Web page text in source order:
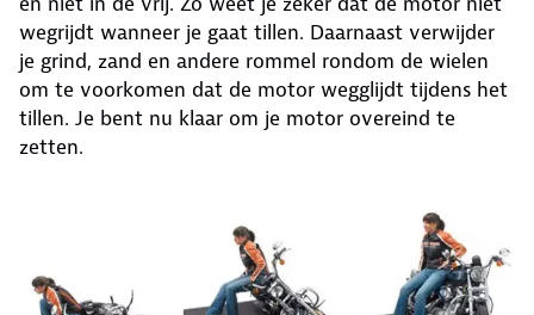
wegrijdt wanneer je gaat tillen. Daarnaast verwijder
je grind, zand en andere rommel rondom de wielen
om te voorkomen dat de motor wegglijdt tijdens het
tillen. Je bent nu klaar om je motor overeind te
zetten.